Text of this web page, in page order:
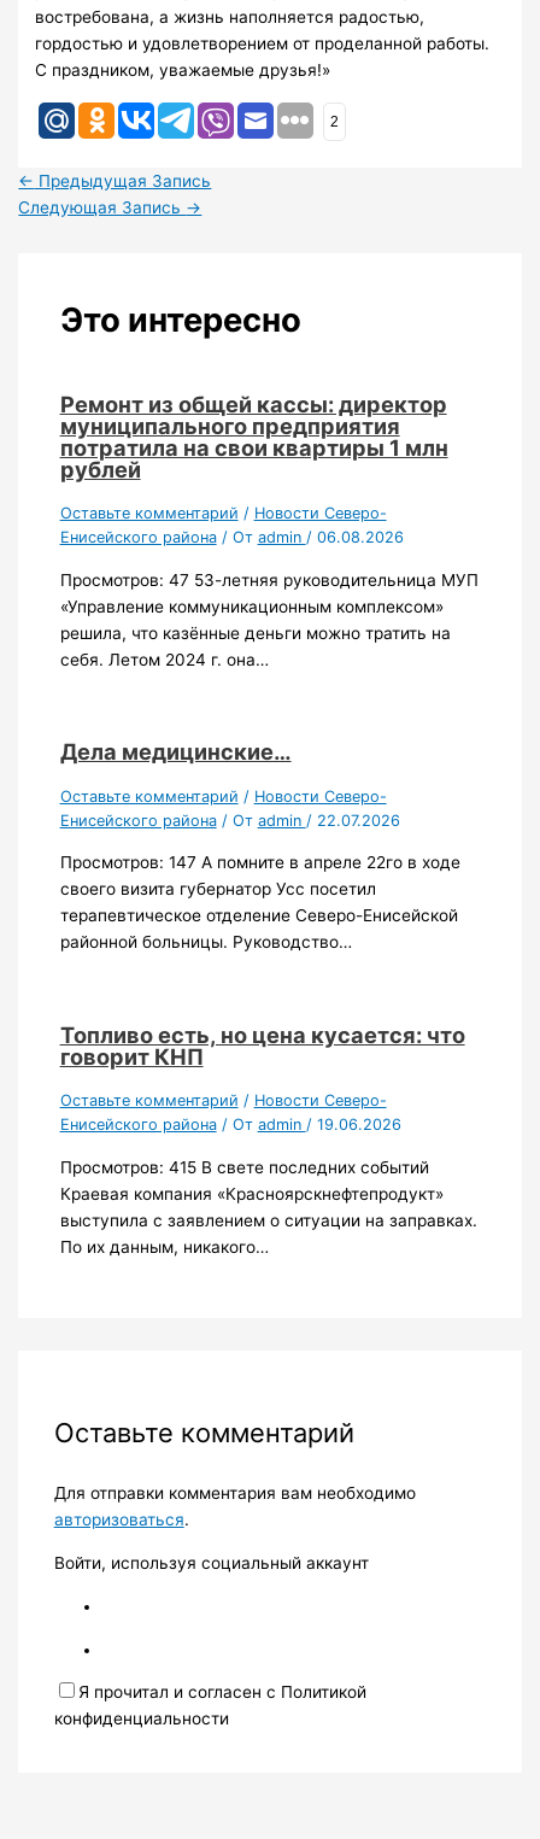
востребована, а жизнь наполняется радостью,
гордостью и удовлетворением от проделанной работы.
С праздником, уважаемые друзья!»
2
← Предыдущая Запись
Следующая Запись →
Это интересно
Ремонт из общей кассы: директор
муниципального предприятия
потратила на свои квартиры 1 млн
рублей
Оставьте комментарий / Новости Северо-
Енисейского района/ От admin / 06.08.2026
Просмотров: 47 53-летняя руководительница МУП
«Управление коммуникационным комплексом»
решила, что казённые деньги можно тратить на
себя. Летом 2024 г. она…
Дела медицинские…
Оставьте комментарий / Новости Северо-
Енисейского района/ От admin / 22.07.2026
Просмотров: 147 А помните в апреле 22го в ходе
своего визита губернатор Усс посетил
терапевтическое отделение Северо-Енисейской
районной больницы. Руководство…
Топливо есть, но цена кусается: что
говорит КНП
Оставьте комментарий / Новости Северо-
Енисейского района/ От admin / 19.06.2026
Просмотров: 415 В свете последних событий
Краевая компания «Красноярскнефтепродукт»
выступила с заявлением о ситуации на заправках.
По их данным, никакого…
Оставьте комментарий
Для отправки комментария вам необходимо
авторизоваться.
Войти, используя социальный аккаунт
Я прочитал и согласен с Политикой
конфиденциальности